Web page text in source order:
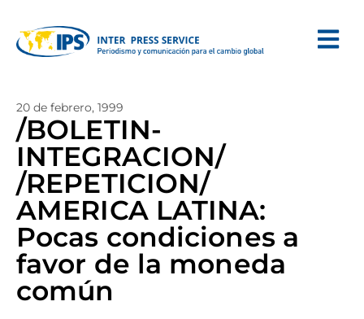
20 de febrero, 1999
/BOLETIN-
INTEGRACION/
/REPETICION/
AMERICA LATINA:
Pocas condiciones a
favor de la moneda
común